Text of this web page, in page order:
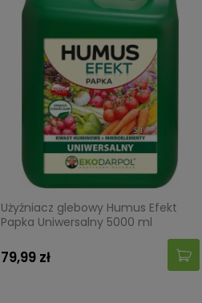
Użyźniacz glebowy Humus Efekt
Papka Uniwersalny 5000 ml
79,99 zł